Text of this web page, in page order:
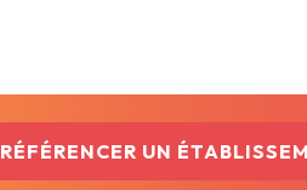
RÉFÉRENCER UN